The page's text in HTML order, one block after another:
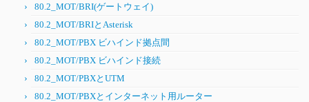
80.2_MOT/BRI(ゲートウェイ)
80.2_MOT/BRIとAsterisk
80.2_MOT/PBX ビハインド拠点間
80.2_MOT/PBX ビハインド接続
80.2_MOT/PBXとUTM
80.2_MOT/PBXとインターネット用ルーター